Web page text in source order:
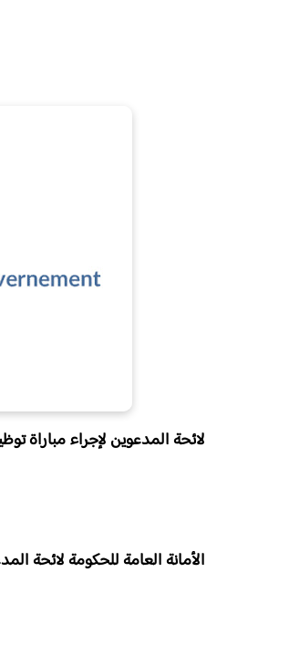
لائحة المدعوين لإجراء مباراة توظيف 9 متصرفين من الدرجة الثانية بالأمانة العامة
الأمانة العامة للحكومة لائحة المدعوين لإجراء